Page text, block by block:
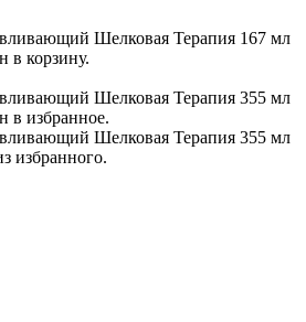
Шелковая Терапия 167 мл
в корзину.
Шелковая Терапия 355 мл
в избранное.
Шелковая Терапия 355 мл
избранного.